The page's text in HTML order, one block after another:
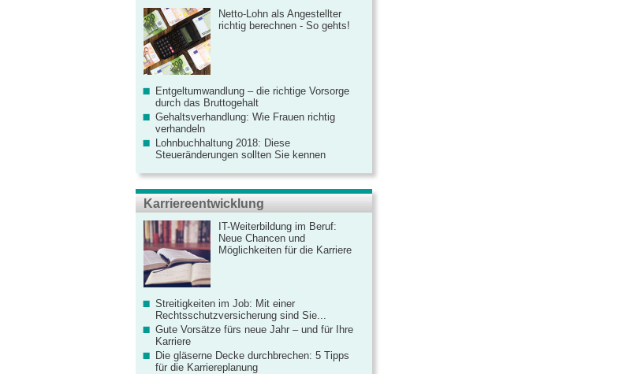
Netto-Lohn als Angestellter
richtig berechnen - So gehts!
Entgeltumwandlung – die richtige Vorsorge
durch das Bruttogehalt
Gehaltsverhandlung: Wie Frauen richtig
verhandeln
Lohnbuchhaltung 2018: Diese
Steueränderungen sollten Sie kennen
Karriereentwicklung
IT-Weiterbildung im Beruf:
Neue Chancen und
Möglichkeiten für die Karriere
Streitigkeiten im Job: Mit einer
Rechtsschutzversicherung sind Sie...
Gute Vorsätze fürs neue Jahr – und für Ihre
Karriere
Die gläserne Decke durchbrechen: 5 Tipps
für die Karriereplanung